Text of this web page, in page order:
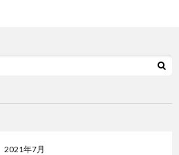
2021年7月